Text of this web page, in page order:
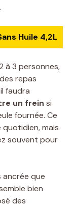
Huile 4,2L
à 3 personnes,
repas
faudra
un frein si
fournée. Ce
quotidien, mais
souvent pour
ancrée que
bien
des